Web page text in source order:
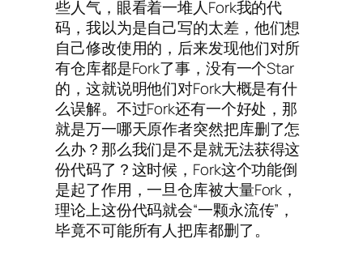
些人气，眼看着一堆人Fork我的代
码，我以为是自己写的太差，他们想
自己修改使用的，后来发现他们对所
有仓库都是Fork了事，没有一个Star
的，这就说明他们对Fork大概是有什
么误解。不过Fork还有一个好处，那
就是万一哪天原作者突然把库删了怎
么办？那么我们是不是就无法获得这
份代码了？这时候，Fork这个功能倒
是起了作用，一旦仓库被大量Fork，
理论上这份代码就会“一颗永流传”，
毕竟不可能所有人把库都删了。